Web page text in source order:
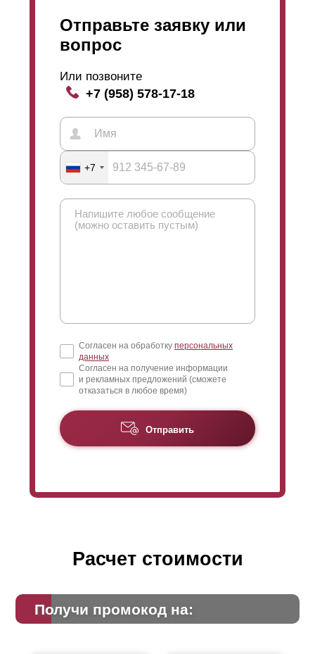
порошковое покрытие из данного материала стоит
полиэстер
Отправьте заявку или
вопрос
Или позвоните
+7 (958) 578-17-18
+7
Согласен на обработку персональных
данных
Согласен на получение информации
и рекламных предложений (сможете
отказаться в любое время)
Отправить
Расчет стоимости
Получи промокод на: